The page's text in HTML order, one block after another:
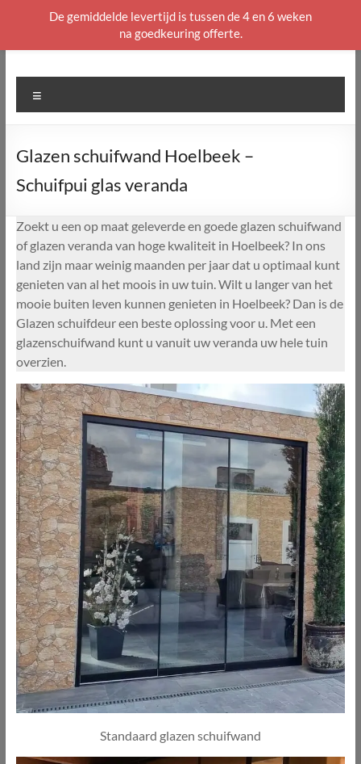
naar
Glazen schuifwand Hoelbeek –
Schuifpui glas veranda
Zoekt u een op maat geleverde en goede glazen schuifwand
of glazen veranda van hoge kwaliteit in Hoelbeek? In ons
land zijn maar weinig maanden per jaar dat u optimaal kunt
genieten van al het moois in uw tuin. Wilt u langer van het
mooie buiten leven kunnen genieten in Hoelbeek? Dan is de
Glazen schuifdeur een beste oplossing voor u. Met een
glazenschuifwand kunt u vanuit uw veranda uw hele tuin
overzien.
Standaard glazen schuifwand
De gemiddelde levertijd is tussen de 4 en 6 weken
na goedkeuring offerte.